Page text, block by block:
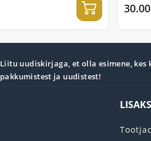
Liitu uudiskirjaga, et olla esimene, kes
pakkumistest ja uudistest!
LISAKS